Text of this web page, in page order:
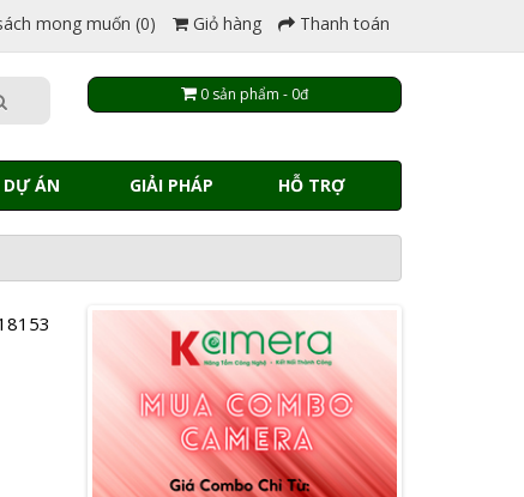
mong muốn (0) Giỏ hàng Thanh toán
0 sản phẩm - 0đ
DỰ ÁN GIẢI PHÁP HỖ TRỢ